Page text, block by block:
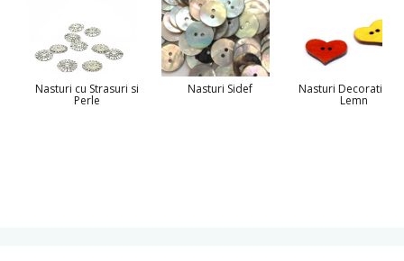
Nasturi cu Strasuri si
Perle
Nasturi Sidef Nasturi Decorativi
Lemn